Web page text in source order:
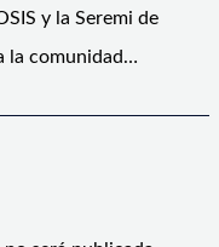
y la Seremi de
la comunidad…